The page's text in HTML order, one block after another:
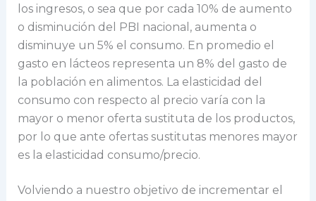
los ingresos, o sea que por cada 10% de aumento
o disminución del PBI nacional, aumenta o
disminuye un 5% el consumo. En promedio el
gasto en lácteos representa un 8% del gasto de
la población en alimentos. La elasticidad del
consumo con respecto al precio varía con la
mayor o menor oferta sustituta de los productos,
por lo que ante ofertas sustitutas menores mayor
es la elasticidad consumo/precio.
Volviendo a nuestro objetivo de incrementar el